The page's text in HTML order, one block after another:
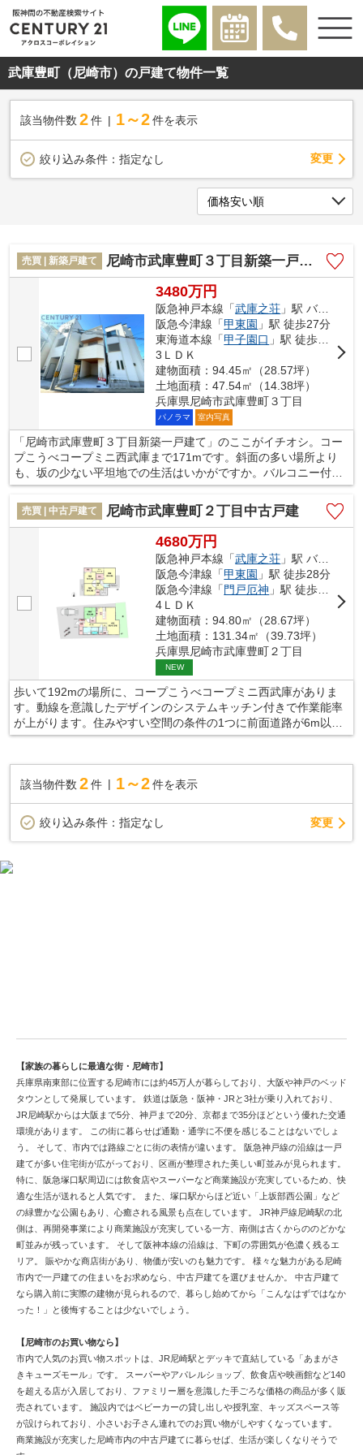
武庫豊町（尼崎市）の戸建て物件一覧
該当物件数 2件 1～2 件を表示
絞り込み条件： 指定なし 変更
売買 | 新築戸建て 尼崎市武庫豊町３丁目新築一戸建て
3480万円
阪急神戸本線「武庫之荘 」駅 バス9分 「武庫営業所」 停歩3分
阪急今津線「甲東園 」駅 徒歩27分
東海道本線「甲子園口 」駅 徒歩43分
3ＬＤＫ
建物面積：94.45㎡（28.57坪）
土地面積：47.54㎡（14.38坪）
兵庫県尼崎市武庫豊町３丁目
パノラマ 室内写真
「尼崎市武庫豊町３丁目新築一戸建て」のここがイチオシ。コー
プこうべコープミニ西武庫まで171mです。斜面の多い場所より
も、坂の少ない平坦地での生活はいかがですか。バルコニー付き
の物件です。不動産の購入は人生の中でも大きなお買い物だと言
われています。そんな大きなお買い物で失敗しないためにも、購
入をお考えの際は不動産のプロである当社スタッフにお任せくだ
売買 | 中古戸建て 尼崎市武庫豊町２丁目中古戸建
4680万円
阪急神戸本線「武庫之荘 」駅 バス9分 「武庫営業所」 停歩2分
阪急今津線「甲東園 」駅 徒歩28分
阪急今津線「 門戸厄神 」駅 徒歩30分
4ＬＤＫ
建物面積：94.80㎡（28.67坪）
土地面積：131.34㎡（39.73坪）
兵庫県尼崎市武庫豊町２丁目
NEW
歩いて192mの場所に、コープこうべコープミニ西武庫がありま
す。動線を意識したデザインのシステムキッチン付きで作業能率
が上がります。住みやすい空間の条件の1つに前面道路が6m以上
あるところを入れてみては。中古の戸建て物件は、経済的なメリ
尼崎市の阪急神戸本線武庫之荘付近はいかがでしょうか。この地
域でなら、きっと充実した暮らしを送ることができます。
該当物件数 2件 1～2 件を表示
絞り込み条件： 指定なし 変更
【家族の暮らしに最適な街・尼崎市】
兵庫県南東部に位置する尼崎市には約45万人が暮らしており、大阪や神戸のベッド
タウンとして発展しています。 鉄道は阪急・阪神・JRと3社が乗り入れており、
JR尼崎駅からは大阪まで5分、神戸まで20分、京都まで35分ほどという優れた交通
環境があります。 この街に暮らせば通勤・通学に不便を感じることはないでしょ
う。 そして、市内では路線ごとに街の表情が違います。 阪急神戸線の沿線は一戸
建てが多い住宅街が広がっており、区画が整理された美しい町並みが見られます。
特に、阪急塚口駅周辺には飲食店やスーパーなど商業施設が充実しているため、快
適な生活が送れると人気です。 また、塚口駅からほど近い「上坂部西公園」など
の緑豊かな公園もあり、心癒される風景も点在しています。 JR神戸線尼崎駅の北
側は、再開発事業により商業施設が充実している一方、南側は古くからののどかな
町並みが残っています。 そして阪神本線の沿線は、下町の雰囲気が色濃く残るエ
リア。 賑やかな商店街があり、物価が安いのも魅力です。 様々な魅力がある尼崎
市内で一戸建ての住まいをお求めなら、中古戸建てを選びませんか。 中古戸建て
なら購入前に実際の建物が見られるので、暮らし始めてから「こんなはずではなか
った！」と後悔することは少ないでしょう。
【尼崎市のお買い物なら】
市内で人気のお買い物スポットは、JR尼崎駅とデッキで直結している「あまがさ
きキューズモール」です。 スーパーやアパレルショップ、飲食店や映画館など140
を超える店が入居しており、ファミリー層を意識した手ごろな価格の商品が多く販
売されています。 施設内ではベビーカーの貸し出しや授乳室、キッズスペース等
が設けられており、小さいお子さん連れでのお買い物がしやすくなっています。
商業施設が充実した尼崎市内の中古戸建てに暮らせば、生活が楽しくなりそうで